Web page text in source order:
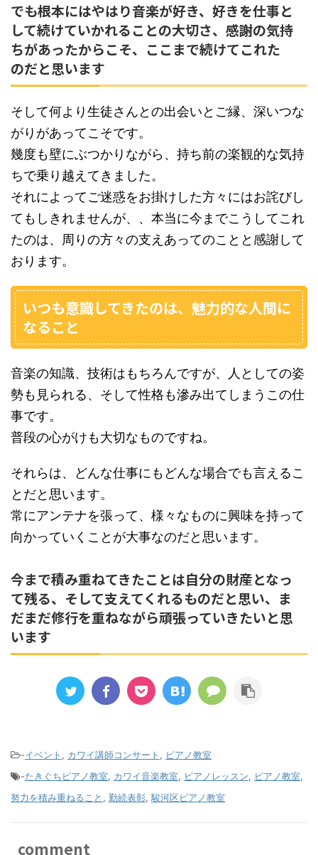
でも根本にはやはり音楽が好き、好きを仕事と
して続けていかれることの大切さ、感謝の気持
ちがあったからこそ、ここまで続けてこれた
のだと思います
そして何より生徒さんとの出会いとご縁、深いつな
がりがあってこそです。
幾度も壁にぶつかりながら、持ち前の楽観的な気持
ちで乗り越えてきました。
それによってご迷惑をお掛けした方々にはお詫びし
てもしきれませんが、、本当に今までこうしてこれ
たのは、周りの方々の支えあってのことと感謝して
おります。
いつも意識してきたのは、魅力的な人間に
なること
音楽の知識、技術はもちろんですが、人としての姿
勢も見られる、そして性格も滲み出てしまうこの仕
事です。
普段の心がけも大切なものですね。
それらは、どんな仕事にもどんな場合でも言えるこ
とだと思います。
常にアンテナを張って、様々なものに興味を持って
向かっていくことが大事なのだと思います。
今まで積み重ねてきたことは自分の財産となっ
て残る、そして支えてくれるものだと思い、ま
だまだ修行を重ねながら頑張っていきたいと思
います
-イベント , カワイ講師コンサート , ピアノ教室
-たきぐちピアノ教室, カワイ音楽教室, ピアノレッスン, ピアノ教室,
努力を積み重ねること , 勤続表彰, 駿河区ピアノ教室
comment